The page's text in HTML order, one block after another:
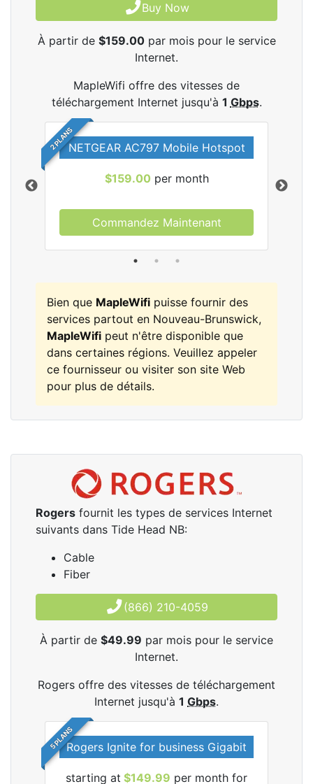
Buy Now
À partir de $159.00par mois pour le service
Internet.
MapleWifi offre des vitesses de
téléchargement Internet jusqu'à 1 Gbps.
2 PLANSNETGEAR AC797 Mobile Hotspot
$159.00 per month
Commandez Maintenant
Bien que MapleWifi puisse fournir des
services partout en Nouveau-Brunswick,
MapleWifi peut n'être disponible que
dans certaines régions. Veuillez appeler
ce fournisseur ou visiter son site Web
pour plus de détails.
Rogers fournit les types de services Internet
suivants dans Tide Head NB:
Cable
Fiber
(866) 210-4059
À partir de $49.99 par mois pour le service
Internet.
Rogers offre des vitesses de téléchargement
Internet jusqu'à 1 Gbps.
5 PLANSRogers Ignite for business Gigabit
starting at $149.99 per month for